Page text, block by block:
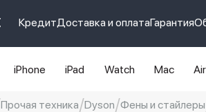
КредитДоставка и оплатаГарантия
iPhone iPad Watch Mac
Прочая техника Dyson Фены и стайлеры